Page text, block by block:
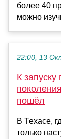
более 40
можно
22:00, 13
К
пошёл
В Техасе,
только